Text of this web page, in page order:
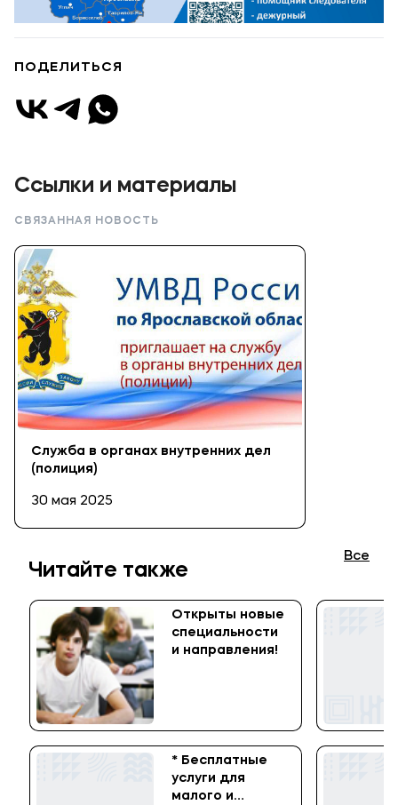
ПОДЕЛИТЬСЯ
Ссылки и материалы
СВЯЗАННАЯ НОВОСТЬ
Cлужба в органах внутренних дел
(полиция)
30 мая 2025
Читайте также
Все
Открыты новые
специальности
и направления!
* Бесплатные
услуги для
малого и